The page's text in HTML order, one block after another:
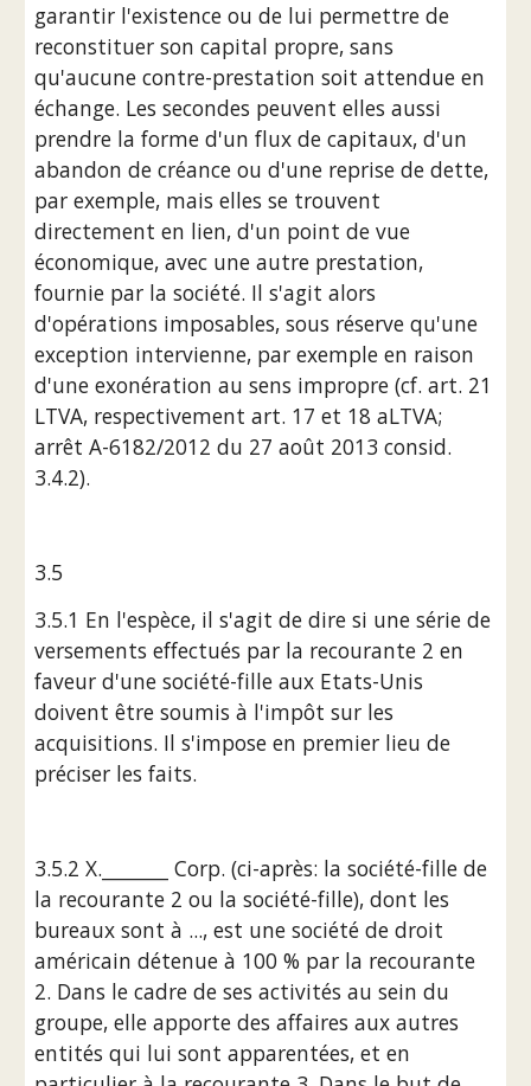
garantir l'existence ou de lui permettre de
reconstituer son capital propre, sans
qu'aucune contre-prestation soit attendue en
échange. Les secondes peuvent elles aussi
prendre la forme d'un flux de capitaux, d'un
abandon de créance ou d'une reprise de dette,
par exemple, mais elles se trouvent
directement en lien, d'un point de vue
économique, avec une autre prestation,
fournie par la société. Il s'agit alors
d'opérations imposables, sous réserve qu'une
exception intervienne, par exemple en raison
d'une exonération au sens impropre (cf. art. 21
LTVA, respectivement art. 17 et 18 aLTVA;
arrêt A-6182/2012 du 27 août 2013 consid.
3.4.2).
3.5
3.5.1 En l'espèce, il s'agit de dire si une série de
versements effectués par la recourante 2 en
faveur d'une société-fille aux Etats-Unis
doivent être soumis à l'impôt sur les
acquisitions. Il s'impose en premier lieu de
préciser les faits.
3.5.2 X._______ Corp. (ci-après: la société-fille de
la recourante 2 ou la société-fille), dont les
bureaux sont à ..., est une société de droit
américain détenue à 100 % par la recourante
2. Dans le cadre de ses activités au sein du
groupe, elle apporte des affaires aux autres
entités qui lui sont apparentées, et en